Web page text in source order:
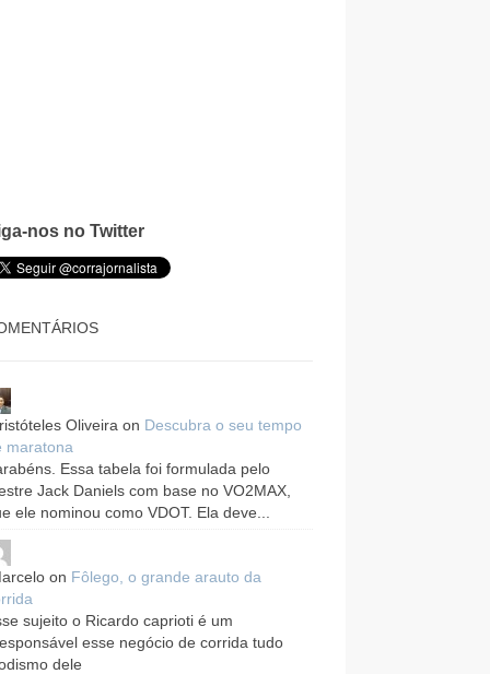
nos no Twitter
Oliveira on Descubra o seu tempo
maratona
Essa tabela foi formulada pelo
Jack Daniels com base no VO2MAX,
ele nominou como VDOT. Ela deve...
on Fôlego, o grande arauto da
sujeito o Ricardo caprioti é um
esse negócio de corrida tudo
dele